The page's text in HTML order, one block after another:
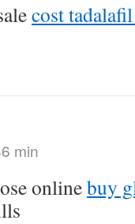
cost
min
onlinebuy